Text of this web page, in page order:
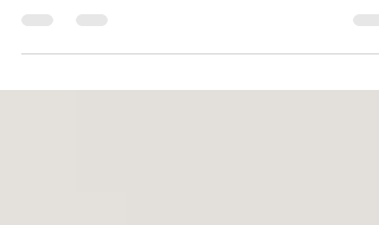
– kuin kokeneempi tekijä, ja miten...